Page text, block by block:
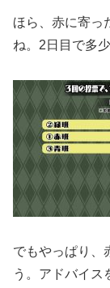
ほら、赤に寄っ
ね。2日目で多
でもやっぱり、
う。アドバイス